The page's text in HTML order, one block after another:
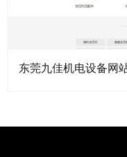
东莞九佳机电设备网